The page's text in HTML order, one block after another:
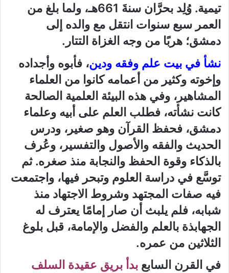
تيمية. وُلِد بحرَّان سنةَ 661هـ، ولما بلغ من
العمر سبع سنوات انتقل مع والده إلى
دمشق؛ هربًا من وجه الغزاة التتار.
نشأ في بيت علم وفقه ودين، فأبوه وأجداده
وإخوته وكثير من أعمامه كانوا من العلماء
المشاهير، وفي هذه البيئة العلمية الصالحة
كانت نشأته، فطلب العلم على أبيه وعلماء
دمشق، فحفظ القرآن وهو صغير، ودرس
الحديث والفقه والأصول والتفسير، وعُرف
بالذكاء وقوة الحفظ والنجابة منذ صغره. ثم
توسَّع في دراسة العلوم وتبحر فيها، واجتمعت
فيه صفات المجتهد وشروط الاجتهاد منذ
شبابه، فلم يلبث أن صار إمامًا يعترف له
الجهابذة بالعلم والفضل والإمامة، قبل بلوغ
الثلاثين من عمره.
في القرن السابع بدأ بريق عقيدة السلف